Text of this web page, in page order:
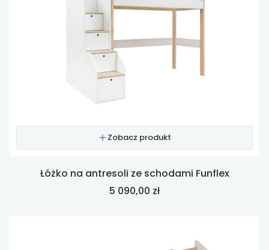
Zobacz produkt
Łóżko na antresoli ze schodami Funflex
Cena
5 090,00 zł